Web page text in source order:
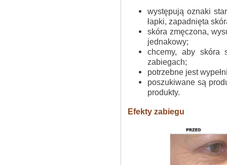
występują oznaki
łapki, zapadnięta
skóra zmęczona,
jednakowy;
chcemy, aby skóra
zabiegach;
potrzebne jest
poszukiwane są
produkty.
Efekty zabiegu